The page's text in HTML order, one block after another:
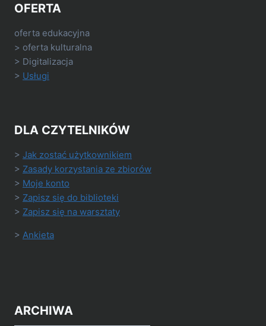
OFERTA
oferta edukacyjna
> oferta kulturalna
> Digitalizacja
> Usługi
DLA CZYTELNIKÓW
> Jak zostać użytkownikiem
> Zasady korzystania ze zbiorów
> Moje konto
> Zapisz się do biblioteki
> Zapisz się na warsztaty
> Ankieta
ARCHIWA